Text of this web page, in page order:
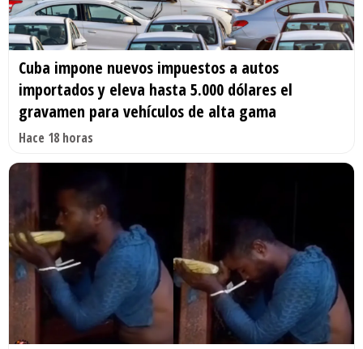
Cuba impone nuevos impuestos a autos
importados y eleva hasta 5.000 dólares el
gravamen para vehículos de alta gama
Hace 18 horas